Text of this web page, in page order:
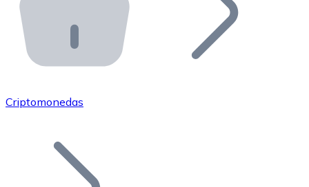
Bitnovo API
Integra nuestra API en tu ecosistema.
Únete a nuestra red de distribuidores.
Añade tu proyecto a nuestro ecosistema.
Criptomonedas